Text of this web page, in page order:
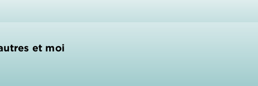
et moi